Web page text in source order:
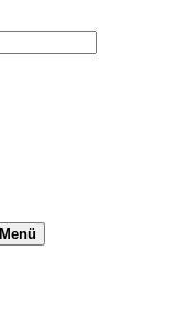
Menü